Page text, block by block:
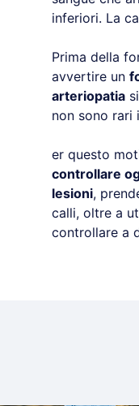
inferiori. La
Prima della
avvertire un
arteriopatia
non sono rari
er questo
controllare
lesioni,
calli, oltre a
controllare a